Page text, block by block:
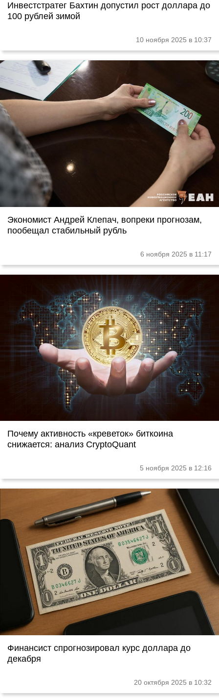
Инвестстратег Бахтин допустил рост доллара до
100 рублей зимой
10 ноября 2025 в 10:37
Экономист Андрей Клепач, вопреки прогнозам,
пообещал стабильный рубль
6 ноября 2025 в 11:17
Почему активность «креветок» биткоина
снижается: анализ CryptoQuant
5 ноября 2025 в 12:16
Финансист спрогнозировал курс доллара до
декабря
20 октября 2025 в 10:32